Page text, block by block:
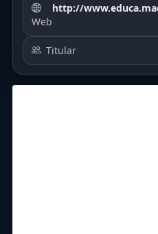
Web
http://
Titular